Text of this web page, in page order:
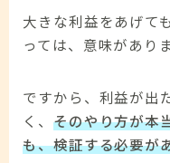
大きな利益をあげて
っては、意味があり
ですから、利益が出
く、 そのやり方が本
も、検証する必要が